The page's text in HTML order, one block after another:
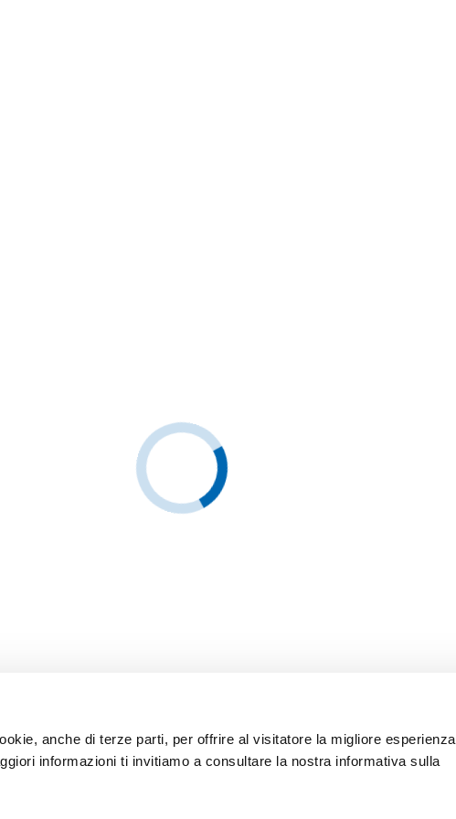
anche di terze parti, per offrire al visitatore la migliore esperienza
informazioni ti invitiamo a consultare la nostra informativa sulla